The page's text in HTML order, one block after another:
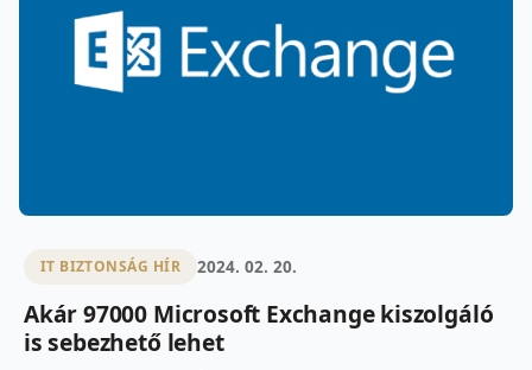
IT BIZTONSÁG HÍR 2024. 02. 20.
Akár 97000 Microsoft Exchange kiszolgáló
is sebezhető lehet